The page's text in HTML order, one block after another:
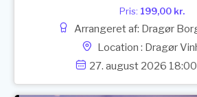
Pris: 199,00 kr.
Arrangeret af: Dragør
Location : Dragør
27. august 2026